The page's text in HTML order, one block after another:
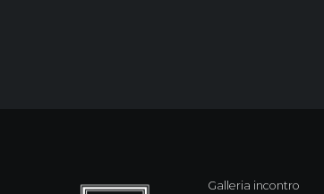
Galleria incontro